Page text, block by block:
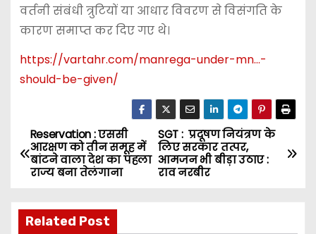
वर्तनी संबंधी त्रुटियों या आधार विवरण से विसंगति के
कारण समाप्त कर दिए गए थे।
https://vartahr.com/manrega-under-mn…-
should-be-given/
P
o
SGT : प्रदूषण नियंत्रण के
लिए सरकार तत्पर,
आमजन भी बीड़ा उठाए :
राव नरबीर
Reservation : एससी
आरक्षण को तीन समूह में
बांटने वाला देश का पहला
राज्य बना तेलंगाना
Related Post